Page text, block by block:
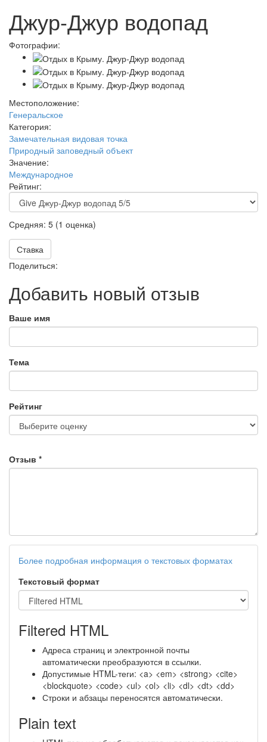
Джур-Джур водопад
Фотографии:
Местоположение:
Генеральское
Категория:
Замечательная видовая точка
Природный заповедный объект
Значение:
Международное
Рейтинг:
Средняя: 5 (1 оценка)
Ставка
Поделиться:
Добавить новый отзыв
Ваше имя
Тема
Рейтинг
Отзыв *
Более подробная информация о текстовых форматах
Текстовый формат
Filtered HTML
Адреса страниц и электронной почты
автоматически преобразуются в ссылки.
Допустимые HTML-теги: <a> <em> <strong> <cite>
<blockquote> <code> <ul> <ol> <li> <dl> <dt> <dd>
Строки и абзацы переносятся автоматически.
Plain text